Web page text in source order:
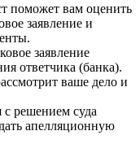
поможет вам оценить
заявление и
заявление
ответчика (банка).
ваше дело и
с решением суда
апелляционную